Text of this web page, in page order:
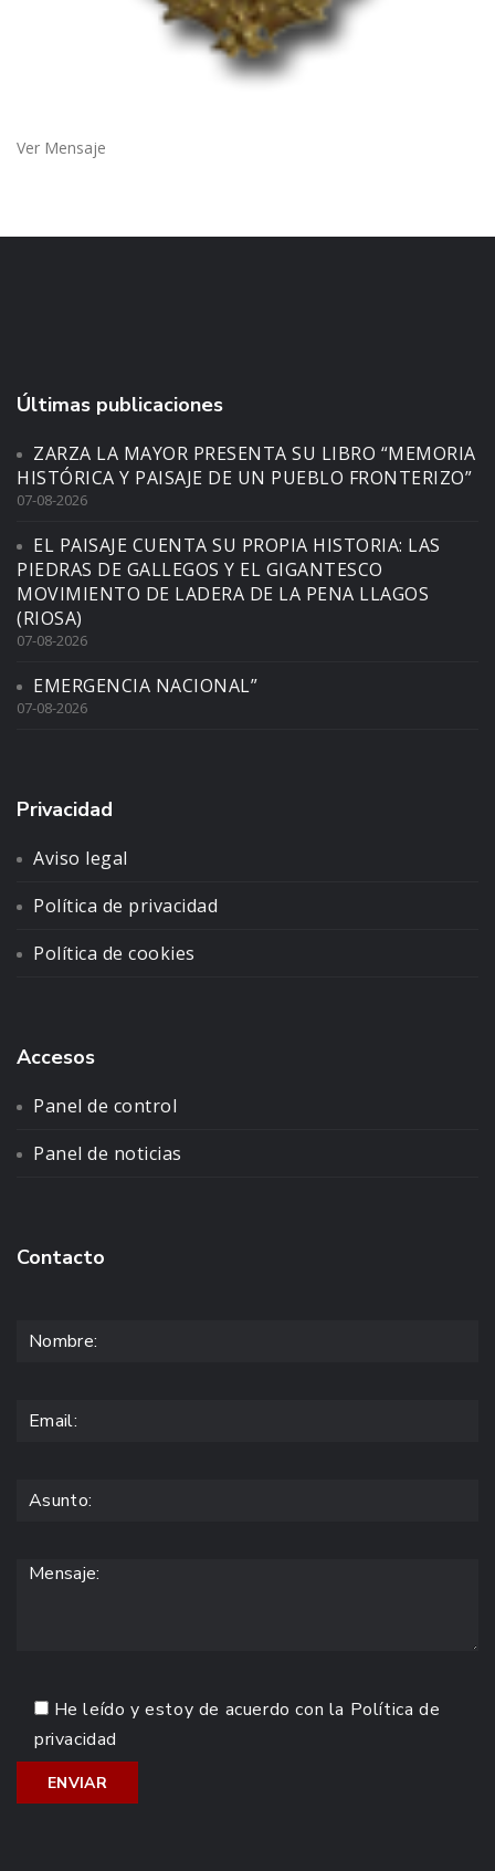
Ver Mensaje
Últimas publicaciones
ZARZA LA MAYOR PRESENTA SU LIBRO “MEMORIA
HISTÓRICA Y PAISAJE DE UN PUEBLO FRONTERIZO”
07-08-2026
EL PAISAJE CUENTA SU PROPIA HISTORIA: LAS
PIEDRAS DE GALLEGOS Y EL GIGANTESCO
MOVIMIENTO DE LADERA DE LA PENA LLAGOS
(RIOSA)
07-08-2026
EMERGENCIA NACIONAL”
07-08-2026
Privacidad
Aviso legal
Política de privacidad
Política de cookies
Accesos
Panel de control
Panel de noticias
Contacto
He leído y estoy de acuerdo con la Política de
privacidad